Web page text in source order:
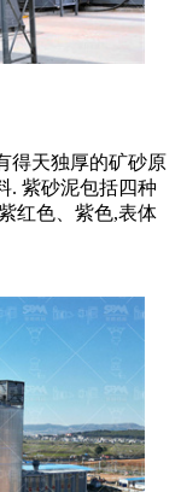
得天独厚的矿砂原
. 紫砂泥包括四种
红色、紫色,表体